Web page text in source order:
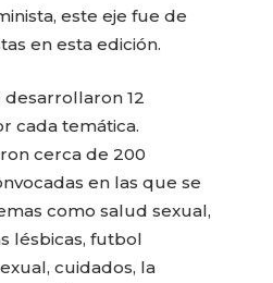
este eje fue de
en esta edición.
desarrollaron 12
cada temática.
cerca de 200
en las que se
como salud sexual,
lésbicas, futbol
cuidados, la